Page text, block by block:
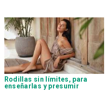
Rodillas sin límites, para
enseñarlas y presumir